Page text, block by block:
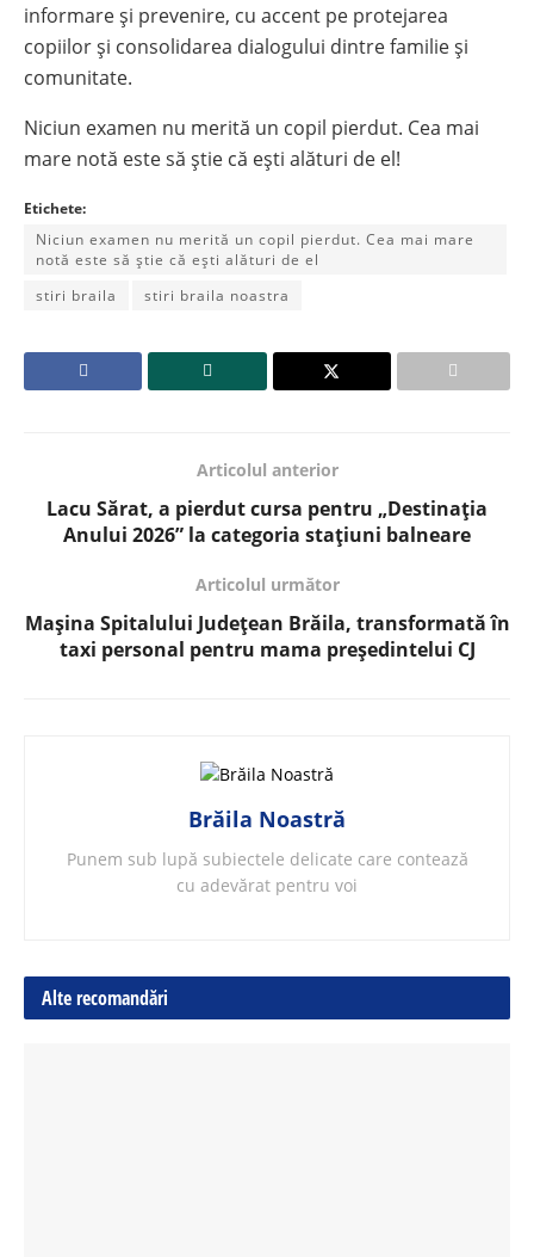
informare și prevenire, cu accent pe protejarea
copiilor și consolidarea dialogului dintre familie și
comunitate.
Niciun examen nu merită un copil pierdut. Cea mai
mare notă este să știe că ești alături de el!
Etichete:
Niciun examen nu merită un copil pierdut. Cea mai mare
notă este să știe că ești alături de el
stiri braila
stiri braila noastra
Articolul anterior
Lacu Sărat, a pierdut cursa pentru „Destinația
Anului 2026” la categoria stațiuni balneare
Articolul următor
Mașina Spitalului Județean Brăila, transformată în
taxi personal pentru mama președintelui CJ
Brăila Noastră
Punem sub lupă subiectele delicate care contează
cu adevărat pentru voi
Alte recomandări